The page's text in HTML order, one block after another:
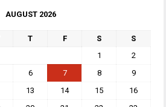
AUGUST 2026
T F S
S
1
2
6 7 8
9
13 14 15
16